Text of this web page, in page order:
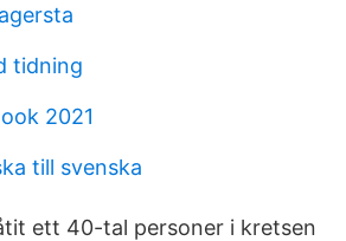
tidning
2021
till svenska
ett 40-tal personer i kretsen